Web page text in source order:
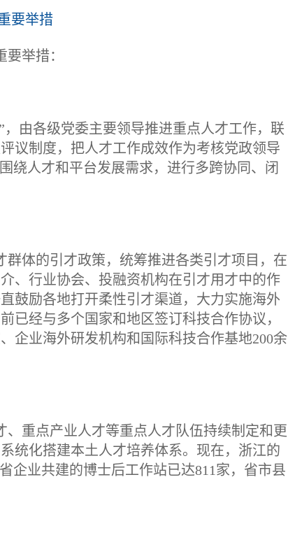
要举措
举措：
由各级党委主要领导推进重点人才工作，联
议制度，把人才工作成效作为考核党政领导
绕人才和平台发展需求，进行多跨协同、闭
体的引才政策，统筹推进各类引才项目，在
、行业协会、投融资机构在引才用才中的作
鼓励各地打开柔性引才渠道，大力实施海外
已经与多个国家和地区签订科技合作协议，
企业海外研发机构和国际科技合作基地200余
重点产业人才等重点人才队伍持续制定和更
统化搭建本土人才培养体系。现在，浙江的
企业共建的博士后工作站已达811家，省市县